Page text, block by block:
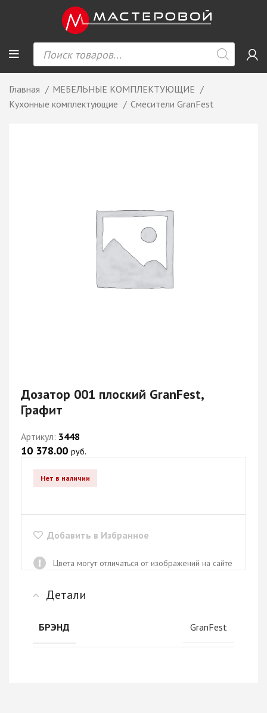
Главная
МЕБЕЛЬНЫЕ КОМПЛЕКТУЮЩИЕ
Кухонные комплектующие
Смесители GranFest
Дозатор 001 плоский GranFest,
Графит
Артикул: 3448
10 378.00 руб.
Нет в наличии
Добавить в Избранное
Цвета могут отличаться от изображений на сайте
Детали
БРЭНД GranFest